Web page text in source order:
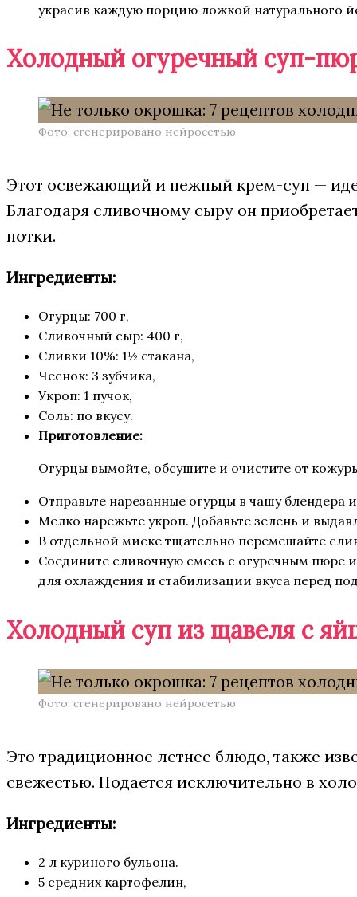
украсив каждую порцию ложкой натурального
Холодный огуречный суп-
Фото: сгенерировано нейросетью
Этот освежающий и нежный крем-суп —
Благодаря сливочному сыру он
нотки.
Ингредиенты:
Огурцы: 700 г,
Сливочный сыр: 400 г,
Сливки 10%: 1½ стакана,
Чеснок: 3 зубчика,
Укроп: 1 пучок,
Соль: по вкусу.
Приготовление:
Огурцы вымойте, обсушите и очистите от
Отправьте нарезанные огурцы в чашу блендера
Мелко нарежьте укроп. Добавьте зелень и
В отдельной миске тщательно перемешайте
Соедините сливочную смесь с огуречным пюре
для охлаждения и стабилизации вкуса перед
Холодный суп из щавеля с
Фото: сгенерировано нейросетью
Это традиционное летнее блюдо, также
свежестью. Подается исключительно в
Ингредиенты:
2 л куриного бульона.
5 средних картофелин,